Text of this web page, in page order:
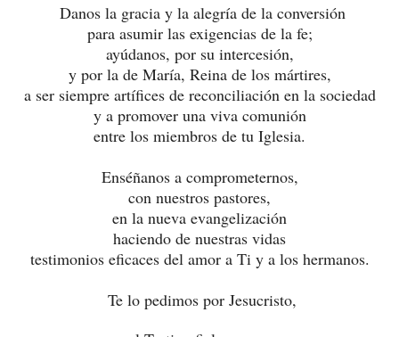
Danos la gracia y la alegría de la conversión
para asumir las exigencias de la fe;
ayúdanos, por su intercesión,
y por la de María, Reina de los mártires,
a ser siempre artífices de reconciliación en la sociedad
y a promover una viva comunión
entre los miembros de tu Iglesia.
Enséñanos a comprometernos,
con nuestros pastores,
en la nueva evangelización
haciendo de nuestras vidas
testimonios eficaces del amor a Ti y a los hermanos.
Te lo pedimos por Jesucristo,